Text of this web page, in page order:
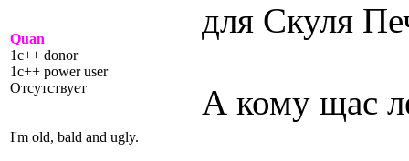
Quan
1c++ donor
1c++ power user
Отсутствует
I'm old, bald and ugly.
для Скуля
А кому щас